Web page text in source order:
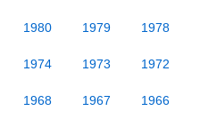
1980 1979 1978
1974 1973 1972
1968 1967 1966